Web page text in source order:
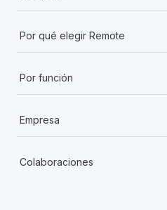
Por qué elegir Remote
Por función
Empresa
Colaboraciones